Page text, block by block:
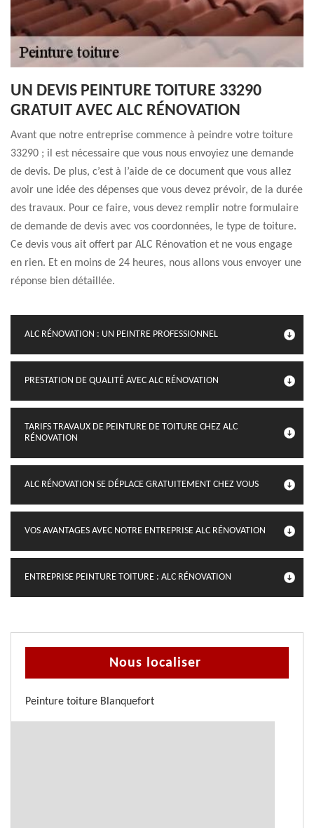
UN DEVIS PEINTURE TOITURE 33290
GRATUIT AVEC ALC RÉNOVATION
Avant que notre entreprise commence à peindre votre toiture
33290 ; il est nécessaire que vous nous envoyiez une demande
de devis. De plus, c’est à l’aide de ce document que vous allez
avoir une idée des dépenses que vous devez prévoir, de la durée
des travaux. Pour ce faire, vous devez remplir notre formulaire
de demande de devis avec vos coordonnées, le type de toiture.
Ce devis vous ait offert par ALC Rénovation et ne vous engage
en rien. Et en moins de 24 heures, nous allons vous envoyer une
réponse bien détaillée.
ALC RÉNOVATION : UN PEINTRE PROFESSIONNEL
PRESTATION DE QUALITÉ AVEC ALC RÉNOVATION
TARIFS TRAVAUX DE PEINTURE DE TOITURE CHEZ ALC
RÉNOVATION
ALC RÉNOVATION SE DÉPLACE GRATUITEMENT CHEZ VOUS
VOS AVANTAGES AVEC NOTRE ENTREPRISE ALC RÉNOVATION
ENTREPRISE PEINTURE TOITURE : ALC RÉNOVATION
Nous localiser
Peinture toiture Blanquefort